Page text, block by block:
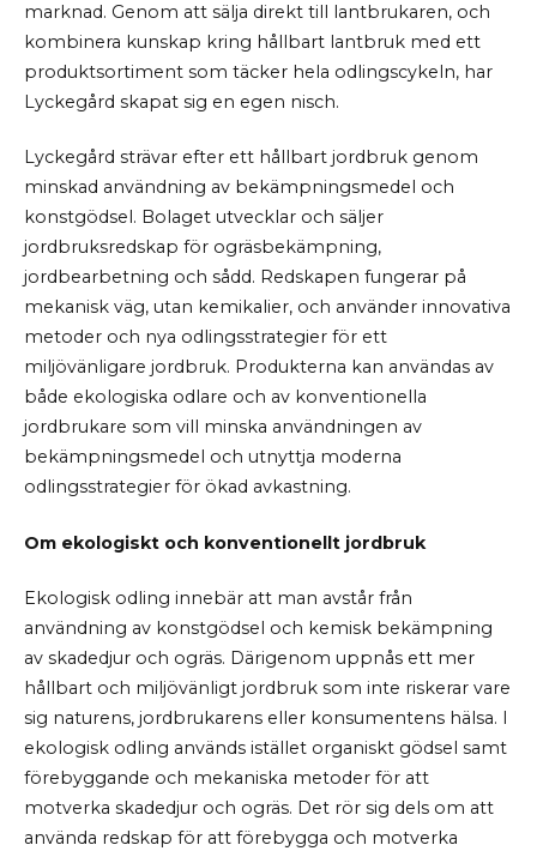
marknad. Genom att sälja direkt till lantbrukaren, och
kombinera kunskap kring hållbart lantbruk med ett
produktsortiment som täcker hela odlingscykeln, har
Lyckegård skapat sig en egen nisch.
Lyckegård strävar efter ett hållbart jordbruk genom
minskad användning av bekämpningsmedel och
konstgödsel. Bolaget utvecklar och säljer
jordbruksredskap för ogräsbekämpning,
jordbearbetning och sådd. Redskapen fungerar på
mekanisk väg, utan kemikalier, och använder innovativa
metoder och nya odlingsstrategier för ett
miljövänligare jordbruk. Produkterna kan användas av
både ekologiska odlare och av konventionella
jordbrukare som vill minska användningen av
bekämpningsmedel och utnyttja moderna
odlingsstrategier för ökad avkastning.
Om ekologiskt och konventionellt jordbruk
Ekologisk odling innebär att man avstår från
användning av konstgödsel och kemisk bekämpning
av skadedjur och ogräs. Därigenom uppnås ett mer
hållbart och miljövänligt jordbruk som inte riskerar vare
sig naturens, jordbrukarens eller konsumentens hälsa. I
ekologisk odling används istället organiskt gödsel samt
förebyggande och mekaniska metoder för att
motverka skadedjur och ogräs. Det rör sig dels om att
använda redskap för att förebygga och motverka